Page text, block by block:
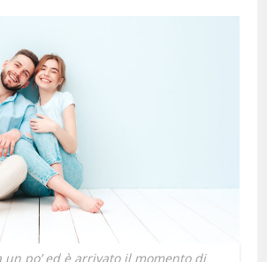
un po’ ed è arrivato il momento di